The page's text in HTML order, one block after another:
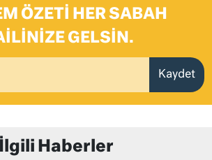
ÖZETI HER SABAH
GELSIN.
Kaydet
İlgili Haberler